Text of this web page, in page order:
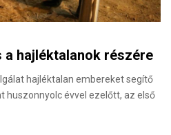
hajléktalanok részére
hajléktalan embereket segítő
huszonnyolc évvel ezelőtt, az első